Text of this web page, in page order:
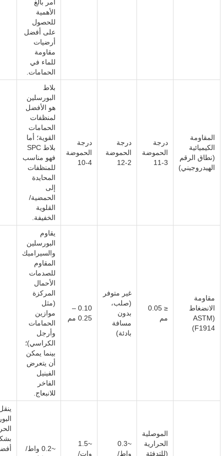
أمر بالغ
الأهمية
للحصول
على أفضل
أرضيات
مقاومة
للماء في
الحمامات.
المقاومة
الكيميائية
(نطاق الرقم
الهيدروجيني)
درجة
الحموضة
3-11
درجة
الحموضة
2-12
درجة
الحموضة
4-10
بلاط
البورسلين
هو الأفضل
لمنظفات
الحمامات
القوية؛ أما
بلاط SPC
فهو مناسب
للمنظفات
المحايدة
إلى
الحمضية/
القلوية
الخفيفة.
مقاومة
الانضغاط
(ASTM
F1914)
≤ 0.05
مم
غير متوفر
(صلب،
بدون
مسافة
بادئة)
0.10 –
0.25 مم
يقاوم
البورسلين
والسيراميك
المقاوم
للصدمات
الأحمال
المركزة
(مثل
موازين
الحمامات
وأرجل
الكراسي)؛
بينما يمكن
أن يتعرض
الفينيل
الفاخر
للانبعاج.
الموصلية
الحرارية
(للتدفئة
~0.3
واط/
~1.5
وات/
~0.2 واط/